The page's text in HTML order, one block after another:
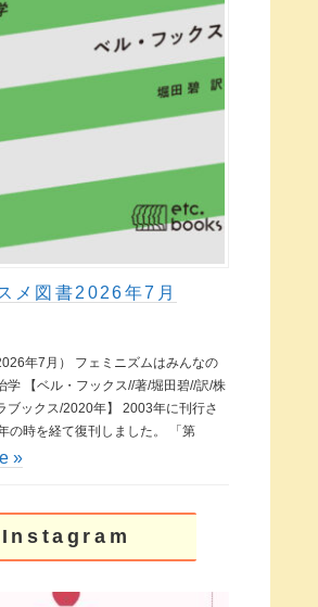
メ図書2026年7月
年7月） フェミニズムはみんなの
【ベル・フックス//著/堀田碧//訳/株
ブックス/2020年】 2003年に刊行さ
の時を経て復刊しました。 「第
»
Instagram